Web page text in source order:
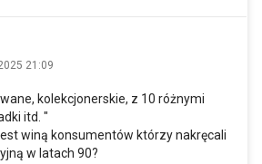
21:09
kolekcjonerskie, z 10 różnymi
itd. "
winą konsumentów którzy nakręcali
w latach 90?